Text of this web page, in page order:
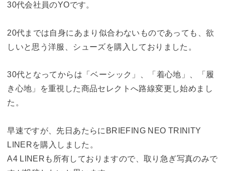
30代会社員のYOです。
20代までは自身にあまり似合わないものであっても、欲
しいと思う洋服、シューズを購入しておりました。
30代となってからは「ベーシック」、「着心地」、「履
き心地」を重視した商品セレクトへ路線変更し始めまし
た。
早速ですが、先日あたらにBRIEFING NEO TRINITY
LINERを購入しました。
A4 LINERも所有しておりますので、取り急ぎ写真のみで